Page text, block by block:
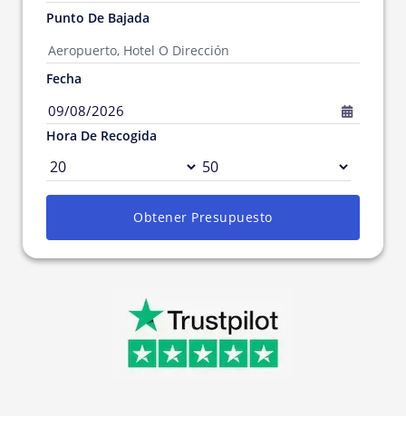
Punto De Bajada
Fecha
09/08/2026
Hora De Recogida
Obtener Presupuesto